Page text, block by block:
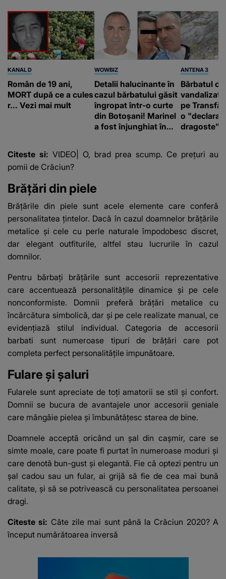
KANAL D
Român de 19 ani,
MORT după ce a cules
r... Vezi mai mult
WOWBIZ
Detalii halucinante în
cazul bărbatului găsit
îngropat într-o curte
din Botoșani! Marinel
a fost înjunghiat în
suspecți
ANTENA 3
Bărbatul
vandalizat
pe
o
dragoste"
Citeste si: VIDEO| O, brad prea scump. Ce preţuri au
pomii de Crăciun?
Brăţări din piele
Brățările din piele sunt acele elemente care conferă
personalitatea țintelor. Dacă în cazul doamnelor brățările
metalice şi cele cu perle naturale împodobesc discret,
dar elegant outfiturile, altfel stau lucrurile în cazul
domnilor.
Pentru bărbaţi brăţările sunt accesorii reprezentative
care accentuează personalitățile dinamice şi pe cele
nonconformiste. Domnii preferă brățări metalice cu
încărcătura simbolică, dar şi pe cele realizate manual, ce
evidenţiază stilul individual. Categoria de accesorii
barbati sunt numeroase tipuri de brățări care pot
completa perfect personalitățile impunătoare.
Fulare şi șaluri
Fularele sunt apreciate de toţi amatorii se stil şi confort.
Domnii se bucura de avantajele unor accesorii geniale
care mângâie pielea şi îmbunătăţesc starea de bine.
Doamnele acceptă oricând un şal din caşmir, care se
simte moale, care poate fi purtat în numeroase moduri şi
care denotă bun-gust şi elegantă. Fie că optezi pentru un
şal cadou sau un fular, ai grijă să fie de cea mai bună
calitate, şi să se potrivească cu personalitatea persoanei
dragi.
Citeste si: Câte zile mai sunt până la Crăciun 2020? A
început numărătoarea inversă